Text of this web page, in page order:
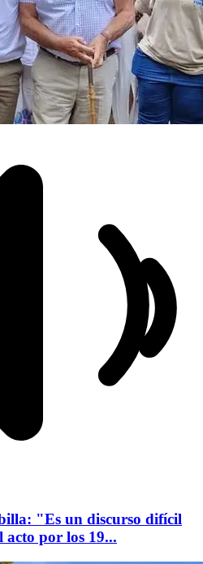
"Es un discurso difícil
por los 19...